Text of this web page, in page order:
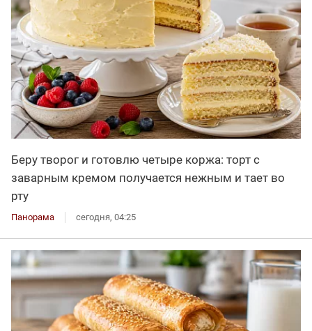
Беру творог и готовлю четыре коржа: торт с
заварным кремом получается нежным и тает во
рту
Панорама сегодня, 04:25